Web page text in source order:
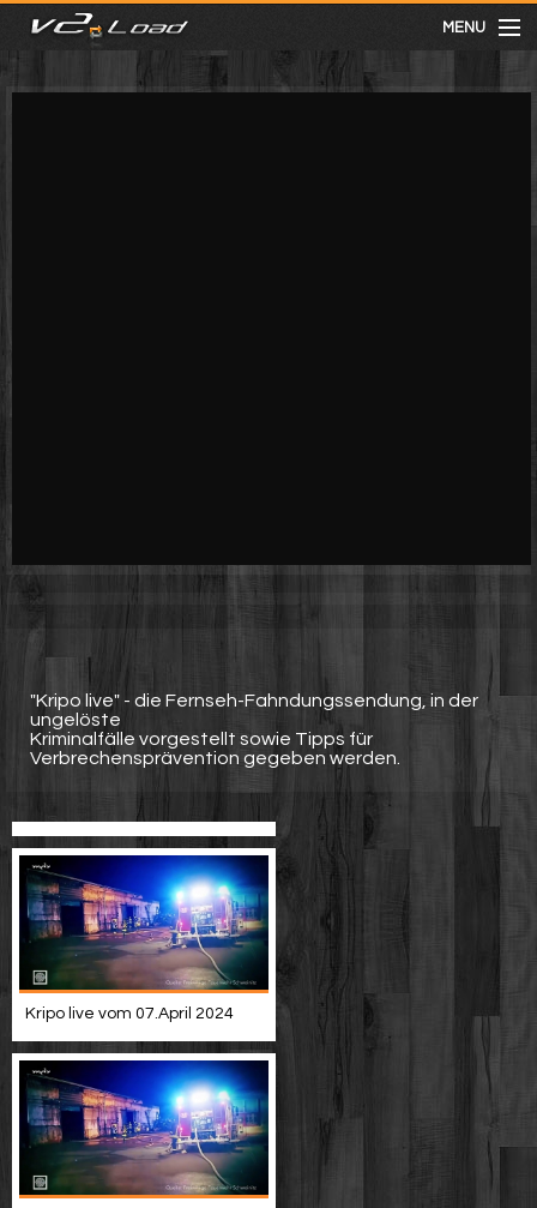
MENU
meist gesehen
"Kripo live" - die Fernseh-Fahndungssendung, in der
ungelöste
Kriminalfälle vorgestellt sowie Tipps für
Verbrechensprävention gegeben werden.
Kripo live vom 07.April 2024